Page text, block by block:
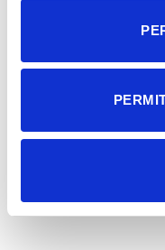
Consejo
Campus de